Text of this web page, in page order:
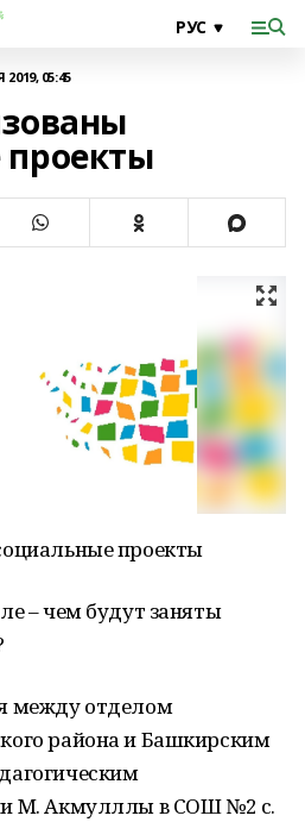
05:45
проекты
– чем будут заняты
между отделом
района и Башкирским
М. Акмулллы в СОШ №2 с.